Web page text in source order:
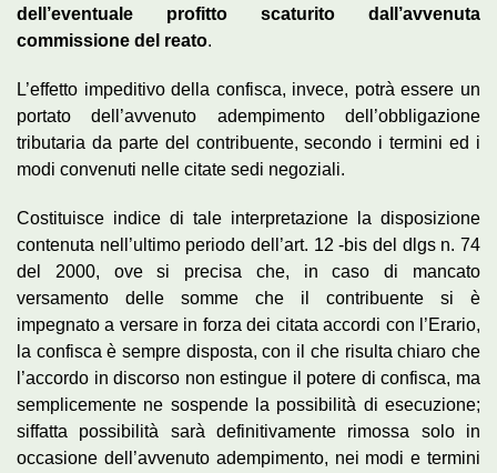
dell’eventuale profitto scaturito dall’avvenuta
commissione del reato.
L’effetto impeditivo della confisca, invece, potrà essere un
portato dell’avvenuto adempimento dell’obbligazione
tributaria da parte del contribuente, secondo i termini ed i
modi convenuti nelle citate sedi negoziali.
Costituisce indice di tale interpretazione la disposizione
contenuta nell’ultimo periodo dell’art. 12 -bis del dlgs n. 74
del 2000, ove si precisa che, in caso di mancato
versamento delle somme che il contribuente si è
impegnato a versare in forza dei citata accordi con l’Erario,
la confisca è sempre disposta, con il che risulta chiaro che
l’accordo in discorso non estingue il potere di confisca, ma
semplicemente ne sospende la possibilità di esecuzione;
siffatta possibilità sarà definitivamente rimossa solo in
occasione dell’avvenuto adempimento, nei modi e termini